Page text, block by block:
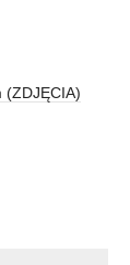
(ZDJĘCIA)